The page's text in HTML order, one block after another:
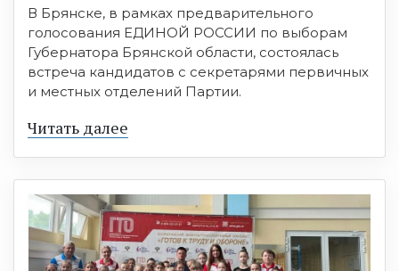
В Брянске, в рамках предварительного
голосования ЕДИНОЙ РОССИИ по выборам
Губернатора Брянской области, состоялась
встреча кандидатов с секретарями первичных
и местных отделений Партии.
Читать далее